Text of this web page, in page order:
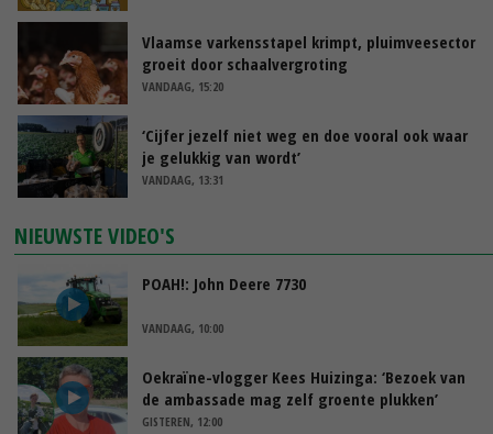
Vlaamse varkensstapel krimpt, pluimveesector
groeit door schaalvergroting
VANDAAG, 15:20
‘Cijfer jezelf niet weg en doe vooral ook waar
je gelukkig van wordt’
VANDAAG, 13:31
NIEUWSTE VIDEO'S
POAH!: John Deere 7730
VANDAAG, 10:00
Oekraïne-vlogger Kees Huizinga: ‘Bezoek van
de ambassade mag zelf groente plukken’
GISTEREN, 12:00